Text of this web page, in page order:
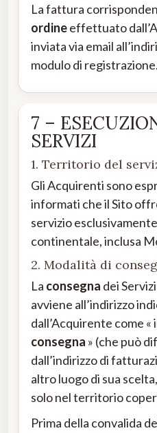
La fattura
ordineeffettuato
inviata via email
modulo di registrazione.
7 –
SERVIZI
1. Territorio del
Gli Acquirenti sono
informati che il Sito
servizio
continentale, inclusa
2. Modalità di
La consegna dei
avviene all’indirizzo
dall’Acquirente come «
consegna » (che può
dall’indirizzo di
altro luogo di sua
solo nel territorio
Prima della convalida